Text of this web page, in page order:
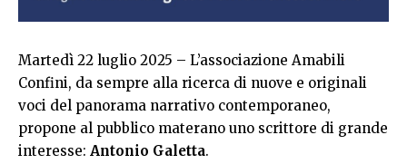
Martedì 22 luglio 2025 – L’associazione Amabili
Confini, da sempre alla ricerca di nuove e originali
voci del panorama narrativo contemporaneo,
propone al pubblico materano uno scrittore di grande
interesse: Antonio Galetta.